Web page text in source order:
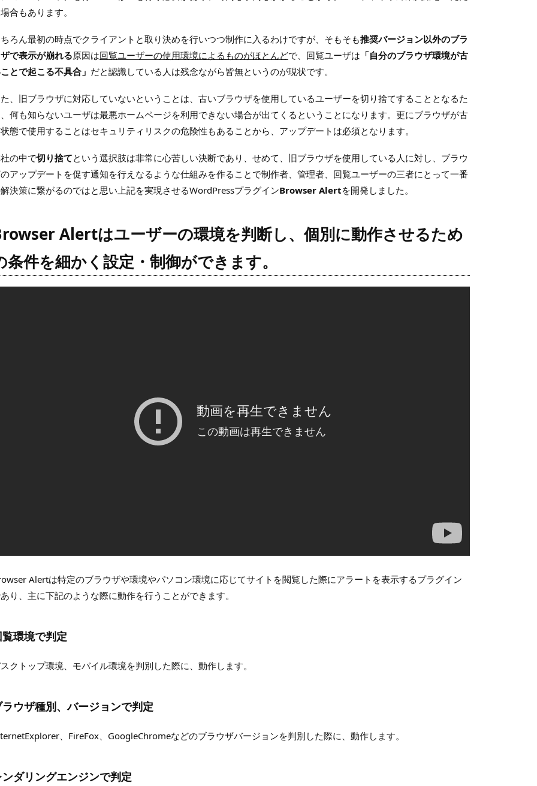
合もあります。
ろん最初の時点でクライアントと取り決めを行いつつ制作に入るわけですが、そもそも推奨バージョン以外のブラ
で表示が崩れる原因は回覧ユーザーの使用環境によるものがほとんどで、回覧ユーザは 「自分のブラウザ環境が古
とで起こる不具合」 だと認識している人は残念ながら皆無というのが現状です。
、旧ブラウザに対応していないということは、古いブラウザを使用しているユーザーを切り捨てすることとなるた
何も知らないユーザは最悪ホームページを利用できない場合が出てくるということになります。更にブラウザが古
態で使用することはセキュリティリスクの危険性もあることから、アップデートは必須となります。
の中で切り捨てという選択肢は非常に心苦しい決断であり、せめて、旧ブラウザを使用している人に対し、ブラウ
アップデートを促す通知を行えなるような仕組みを作ることで制作者、管理者、回覧ユーザーの三者にとって一番
決策に繋がるのではと思い上記を実現させるWordPressプラグインBrowser Alertを開発しました。
Alertはユーザーの環境を判断し、個別に動作させるため
条件を細かく設定・制御ができます。
Alertは特定のブラウザや環境やパソコン環境に応じてサイトを閲覧した際にアラートを表示するプラグイン
り、主に下記のような際に動作を行うことができます。
環境で判定
クトップ環境、モバイル環境を判別した際に、動作します。
ウザ種別、バージョンで判定
、FireFox、GoogleChromeなどのブラウザバージョンを判別した際に、動作します。
ダリングエンジンで判定